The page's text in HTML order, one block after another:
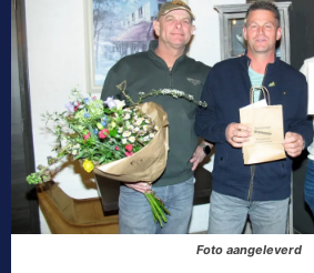
Foto aangeleverd